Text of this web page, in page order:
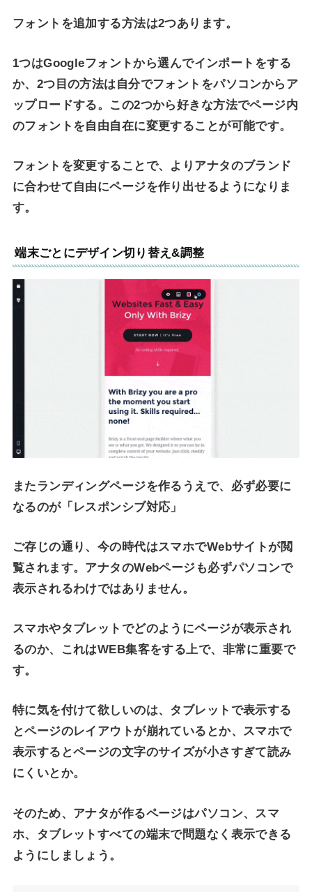
フォントを追加する方法は2つあります。
1つはGoogleフォントから選んでインポートをする
か、2つ目の方法は自分でフォントをパソコンからア
ップロードする。この2つから好きな方法でページ内
のフォントを自由自在に変更することが可能です。
フォントを変更することで、よりアナタのブランド
に合わせて自由にページを作り出せるようになりま
す。
端末ごとにデザイン切り替え&調整
またランディングページを作るうえで、必ず必要に
なるのが「レスポンシブ対応」
ご存じの通り、今の時代はスマホでWebサイトが閲
覧されます。アナタのWebページも必ずパソコンで
表示されるわけではありません。
スマホやタブレットでどのようにページが表示され
るのか、これはWEB集客をする上で、非常に重要で
す。
特に気を付けて欲しいのは、タブレットで表示する
とページのレイアウトが崩れているとか、スマホで
表示するとページの文字のサイズが小さすぎて読み
にくいとか。
そのため、アナタが作るページはパソコン、スマ
ホ、タブレットすべての端末で問題なく表示できる
ようにしましょう。